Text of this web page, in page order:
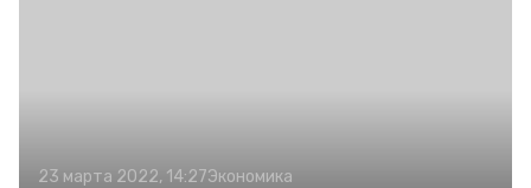
23 марта 2022, 14:27Экономика